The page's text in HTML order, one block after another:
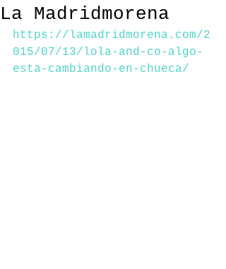
La Madridmorena
https://lamadridmorena.com/2
015/07/13/lola-and-co-algo-
esta-cambiando-en-chueca/